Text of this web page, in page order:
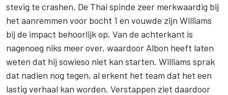
stevig te crashen. De Thai spinde zeer merkwaardig bij
het aanremmen voor bocht 1 en vouwde zijn Williams
bij de impact behoorlijk op. Van de achterkant is
nagenoeg niks meer over, waardoor Albon heeft laten
weten dat hij sowieso niet kan starten. Williams sprak
dat nadien nog tegen, al erkent het team dat het een
lastig verhaal kan worden. Verstappen ziet daardoor